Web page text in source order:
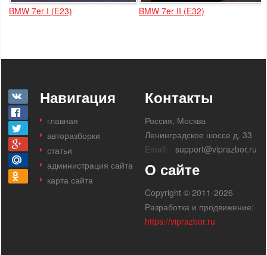
BMW 7er I (E23) BMW 7er II (E32)
Навигация
главная
авторазборки
статьи
администрация сайта
карта сайта
Контакты
Россия, Москва
Ленинградское шоссе д. 33
Email:
support@viprazbor.ru
О сайте
Copyright © 2011-2026
Разработка и продвижение:
https://viprazbor.ru